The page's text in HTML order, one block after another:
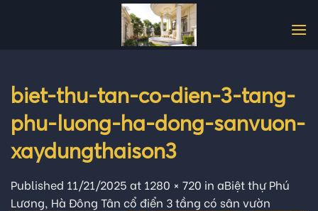
biet-thu-tan-co-dien-3-tang-
phu-luong-ha-dong-sanvuon-
xaydungthaison3
Published 11/21/2025 at 1280 × 720 in aBiệt thự Phú
Lương, Hà Đông Tân cổ điển 3 tầng có sân vườn